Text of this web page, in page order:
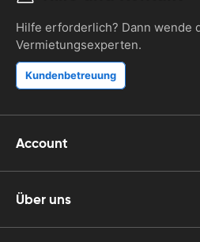
Hilfe erforderlich? Dann wende
Vermietungsexperten.
Kundenbetreuung
Account
Über uns